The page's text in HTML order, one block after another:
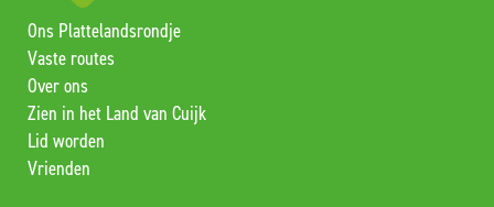
Ons Plattelandsrondje
Vaste routes
Over ons
Zien in het Land van Cuijk
Lid worden
Vrienden